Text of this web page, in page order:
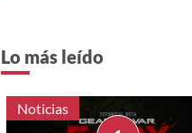
Lo más leído
Noticias